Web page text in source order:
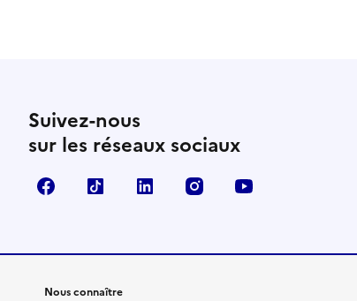
Suivez-nous
sur les réseaux sociaux
FacebookTikTok LinkedIn Instagram
Nous connaître